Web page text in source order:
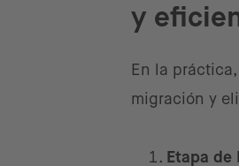
y
En la
migración y
Etapa